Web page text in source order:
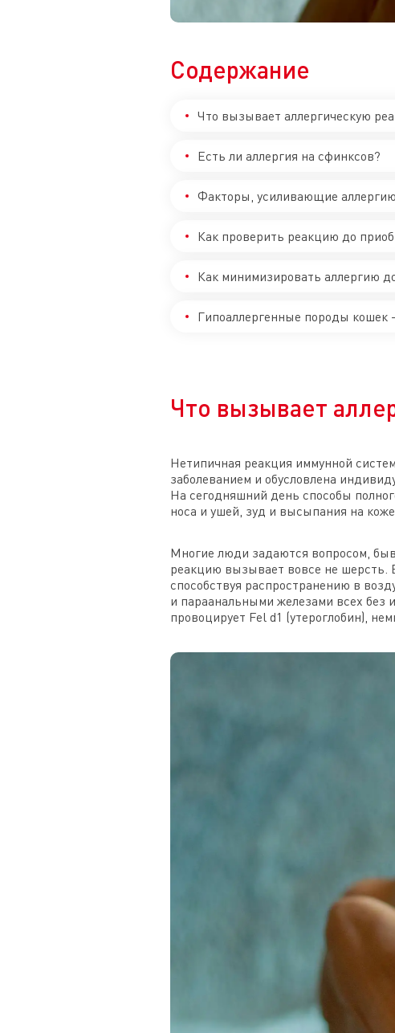
Содержание
Что вызывает аллергическую
Есть ли аллергия на сфинксов?
Факторы, усиливающие
Как проверить реакцию до
Как минимизировать аллергию
Гипоаллергенные породы кошек
Что вызывает
Нетипичная реакция иммунной
заболеванием и обусловлена
На сегодняшний день способы
носа и ушей, зуд и высыпания на
Многие люди задаются вопросом,
реакцию вызывает вовсе не шерсть.
способствуя распространению в
и параанальными железами всех без
провоцирует Fel d1 (утероглобин),